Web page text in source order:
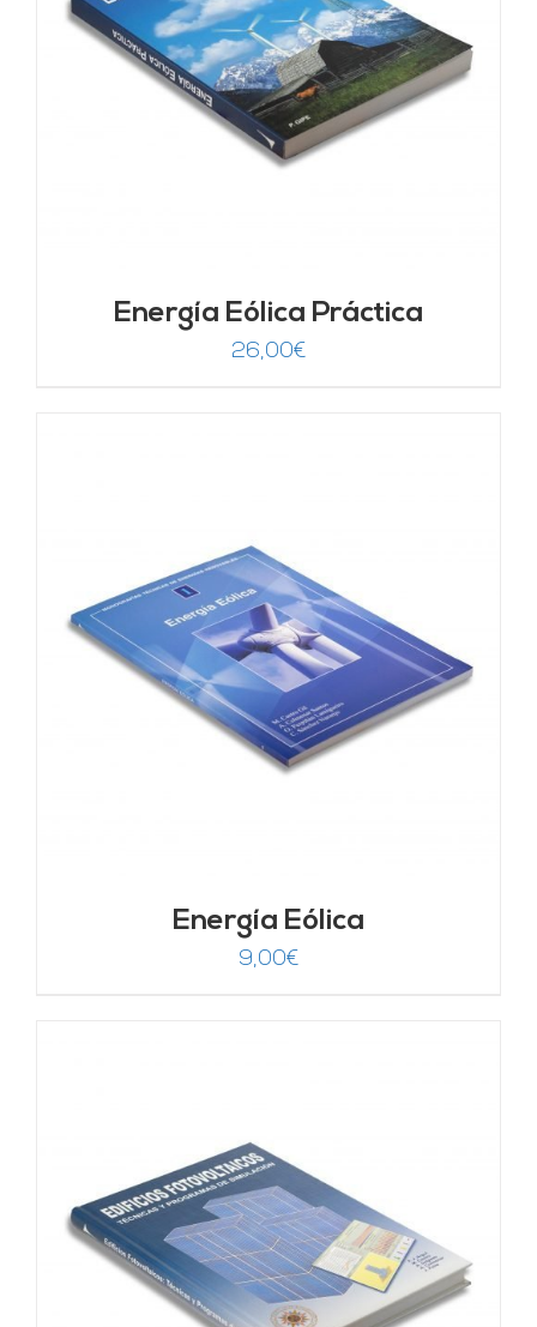
Energía Eólica Práctica
26,00€
Energía Eólica
9,00€